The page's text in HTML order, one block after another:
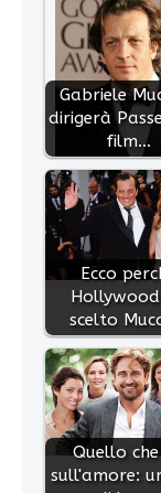
Gabriele
dirigerà
film…
Ecco
scelto
Quello
sull'amore: